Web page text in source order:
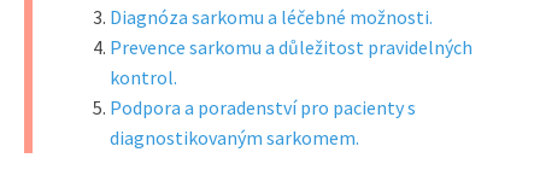
Diagnóza sarkomu a léčebné možnosti.
Prevence sarkomu a důležitost pravidelných
kontrol.
Podpora a poradenství pro pacienty s
diagnostikovaným sarkomem.